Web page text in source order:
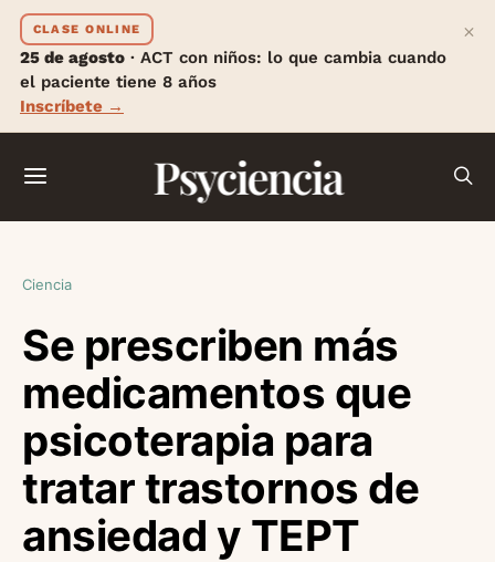
CLASE ONLINE
25 de agosto · ACT con niños: lo que cambia cuando
el paciente tiene 8 años
Inscríbete →
×
Psyciencia
Ciencia
Se prescriben más
medicamentos que
psicoterapia para
tratar trastornos de
ansiedad y TEPT